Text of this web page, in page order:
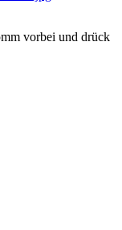
vorbei und drück